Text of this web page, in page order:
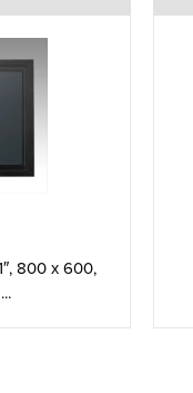
800 x 600,